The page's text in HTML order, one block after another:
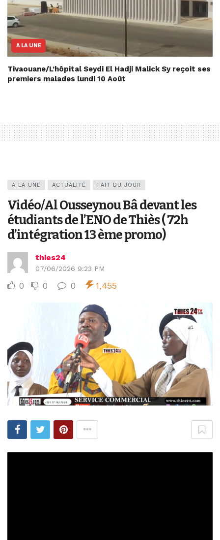
A LA UNE
Tivaouane/L’hôpital Seydi El Hadji Malick Sy reçoit ses
premiers malades lundi 10 Août
A LA UNE ACTUALITÉ FAIT DU JOUR
Vidéo/Al Ousseynou Bâ devant les
étudiants de l’ENO de Thiès ( 72h
d’intégration 13 ème promo)
thies24
07/06/2026 9:23 PM
0 0 0 1,455